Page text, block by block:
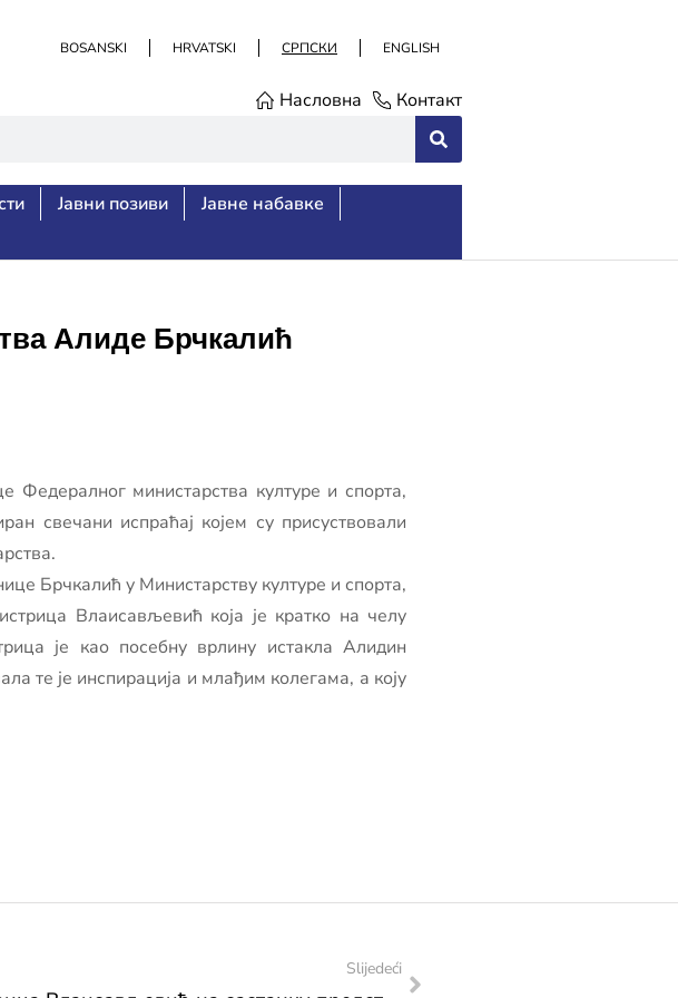
BOSANSKI HRVATSKI СРПСКИ ENGLISH
Насловна Контакт
Јавни позиви
Јавне набавке
Алиде Брчкалић
Федералног министарства културе и спорта,
свечани испраћај којем су присуствовали
Брчкалић у Министарству културе и спорта,
Влаисављевић која је кратко на челу
је као посебну врлину истакла Алидин
те је инспирација и млађим колегама, а коју
Slijedeći